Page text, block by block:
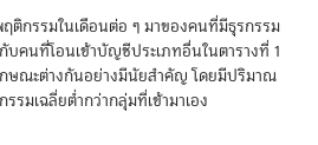
ติกรรมในเดือนต่อ ๆ มาของคนที่มีธุรกรรม
บคนที่โอนเข้าบัญชีประเภทอื่นในตารางที่ 1
ษณะต่างกันอย่างมีนัยสำคัญ โดยมีปริมาณ
รมเฉลี่ยต่ำกว่ากลุ่มที่เข้ามาเอง